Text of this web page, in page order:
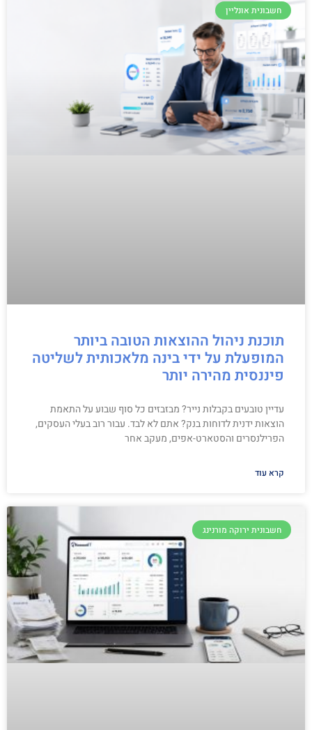
חשבונית אונליין
תוכנת ניהול ההוצאות הטובה ביותר
המופעלת על ידי בינה מלאכותית לשליטה
פיננסית מהירה יותר
עדיין טובעים בקבלות נייר? מבזבזים כל סוף שבוע על התאמת
הוצאות ידנית לדוחות בנק? אתם לא לבד. עבור רוב בעלי העסקים,
הפרילנסרים והסטארט-אפים, מעקב אחר
קרא עוד
חשבונית ירוקה מורנינג